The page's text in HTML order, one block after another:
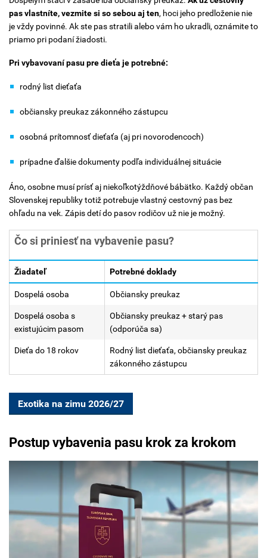
pas vlastníte, vezmite si so sebou aj ten, hoci jeho predloženie nie
je vždy povinné. Ak ste pas stratili alebo vám ho ukradli, oznámite to
priamo pri podaní žiadosti.
Pri vybavovaní pasu pre dieťa je potrebné:
rodný list dieťaťa
občiansky preukaz zákonného zástupcu
osobná prítomnosť dieťaťa (aj pri novorodencoch)
prípadne ďalšie dokumenty podľa individuálnej situácie
Áno, osobne musí prísť aj niekoľkotýždňové bábätko. Každý občan
Slovenskej republiky totiž potrebuje vlastný cestovný pas bez
ohľadu na vek. Zápis detí do pasov rodičov už nie je možný.
Čo si priniesť na vybavenie pasu?
Žiadateľ Potrebné doklady
Dospelá osoba Občiansky preukaz
Dospelá osoba s
existujúcim pasom
Občiansky preukaz + starý pas
(odporúča sa)
Dieťa do 18 rokov
Rodný list dieťaťa, občiansky preukaz
zákonného zástupcu
Exotika na zimu 2026/27
Postup vybavenia pasu krok za krokom